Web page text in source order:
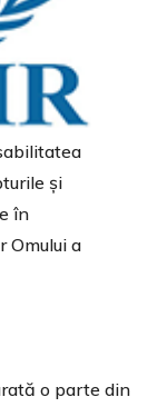
și
în
Omului a
o parte din